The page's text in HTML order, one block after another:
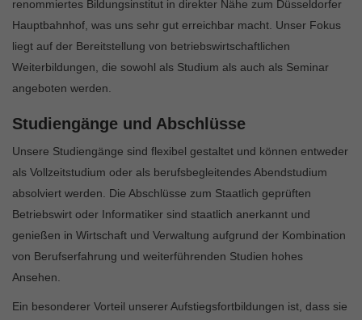
renommiertes Bildungsinstitut in direkter Nähe zum Düsseldorfer
Hauptbahnhof, was uns sehr gut erreichbar macht. Unser Fokus
liegt auf der Bereitstellung von betriebswirtschaftlichen
Weiterbildungen, die sowohl als Studium als auch als Seminar
angeboten werden.
Studiengänge und Abschlüsse
Unsere Studiengänge sind flexibel gestaltet und können entweder
als Vollzeitstudium oder als berufsbegleitendes Abendstudium
absolviert werden. Die Abschlüsse zum Staatlich geprüften
Betriebswirt oder Informatiker sind staatlich anerkannt und
genießen in Wirtschaft und Verwaltung aufgrund der Kombination
von Berufserfahrung und weiterführenden Studien hohes
Ansehen.
Ein besonderer Vorteil unserer Aufstiegsfortbildungen ist, dass sie